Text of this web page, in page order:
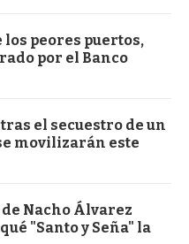
peores puertos,
por el Banco
el secuestro de un
movilizarán este
Nacho Álvarez
"Santo y Seña" la